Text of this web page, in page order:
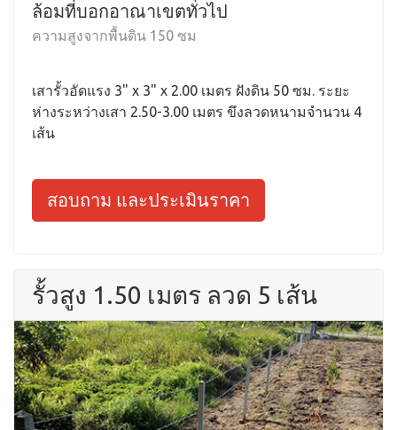
ล้อมที่บอกอาณาเขตทั่วไป
ความสูงจากพื้นดิน 150 ซม
เสารั้วอัดแรง 3" x 3" x 2.00 เมตร ฝังดิน 50 ซม. ระยะ
ห่างระหว่างเสา 2.50-3.00 เมตร ขึงลวดหนามจำนวน 4
เส้น
สอบถาม และประเมินราคา
รั้วสูง 1.50 เมตร ลวด 5 เส้น